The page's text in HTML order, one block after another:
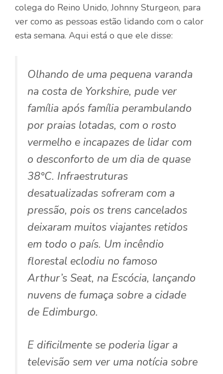
colega do Reino Unido, Johnny Sturgeon, para
ver como as pessoas estão lidando com o calor
esta semana. Aqui está o que ele disse:
Olhando de uma pequena varanda
na costa de Yorkshire, pude ver
família após família perambulando
por praias lotadas, com o rosto
vermelho e incapazes de lidar com
o desconforto de um dia de quase
38°C. Infraestruturas
desatualizadas sofreram com a
pressão, pois os trens cancelados
deixaram muitos viajantes retidos
em todo o país. Um incêndio
florestal eclodiu no famoso
Arthur’s Seat, na Escócia, lançando
nuvens de fumaça sobre a cidade
de Edimburgo.
E dificilmente se poderia ligar a
televisão sem ver uma notícia sobre